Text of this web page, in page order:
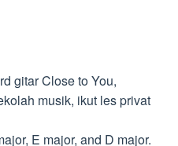
gitar Close to You,
musik, ikut les privat
E major, and D major.